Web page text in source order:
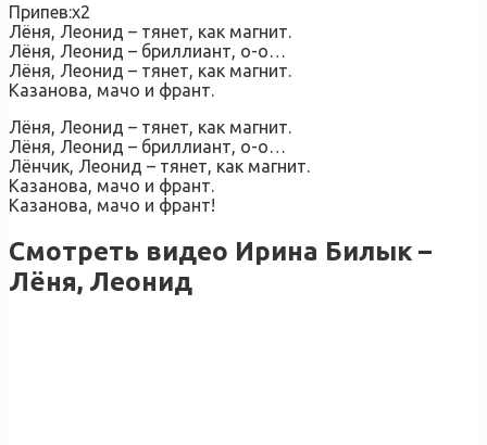
Припев:х2
Лёня, Леонид – тянет, как магнит.
Лёня, Леонид – бриллиант, о-о…
Лёня, Леонид – тянет, как магнит.
Казанова, мачо и франт.
Лёня, Леонид – тянет, как магнит.
Лёня, Леонид – бриллиант, о-о…
Лёнчик, Леонид – тянет, как магнит.
Казанова, мачо и франт.
Казанова, мачо и франт!
Смотреть видео Ирина Билык –
Лёня, Леонид